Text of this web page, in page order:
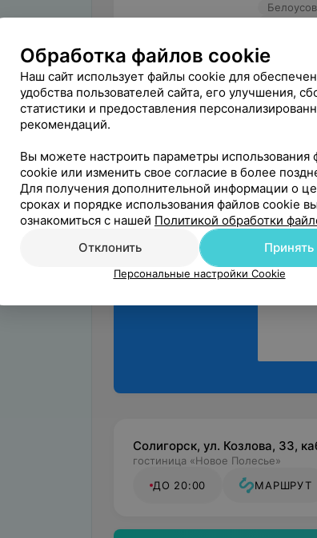
20 сентября 2021
Аноним
Очень
Реут А. -
Поделитесь
Солигорск, ул. Козлова, 33,
гостиница «Новое Полесье»
ДО 20:00
МАРШРУТ
Обработка файлов cookie
Наш сайт использует файлы cookie для
удобства пользователей сайта, его улучшения,
статистики и предоставления
рекомендаций.
Вы можете настроить параметры использования
cookie или изменить свое согласие в более
Для получения дополнительной информации о
сроках и порядке использования файлов cookie
ознакомиться с нашей Политикой обработки
Отклонить
Принять
Персональные настройки Cookie